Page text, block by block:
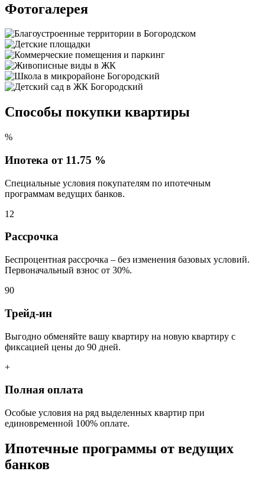
Фотогалерея
Способы покупки квартиры
%
Ипотека от 11.75 %
Специальные условия покупателям по ипотечным
программам ведущих банков.
12
Рассрочка
Беспроцентная рассрочка – без изменения базовых условий.
Первоначальный взнос от 30%.
90
Трейд-ин
Выгодно обменяйте вашу квартиру на новую квартиру с
фиксацией цены до 90 дней.
+
Полная оплата
Особые условия на ряд выделенных квартир при
единовременной 100% оплате.
Ипотечные программы от ведущих
банков